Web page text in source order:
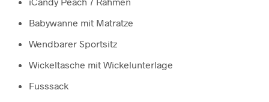
Babywanne mit Matratze
Wendbarer Sportsitz
Wickeltasche mit Wickelunterlage
Fusssack